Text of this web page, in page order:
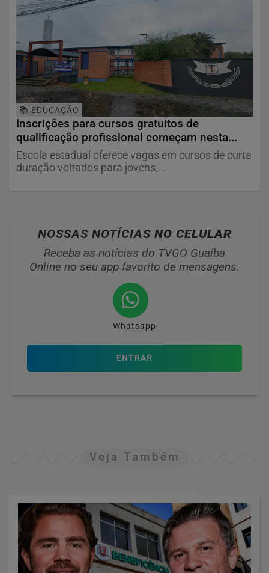
📚 EDUCAÇÃO
Inscrições para cursos gratuitos de
qualificação profissional começam nesta...
Escola estadual oferece vagas em cursos de curta
duração voltados para jovens,...
NOSSAS NOTÍCIAS NO CELULAR
Receba as notícias do TVGO Guaíba
Online no seu app favorito de mensagens.
Whatsapp
ENTRAR
Veja Também